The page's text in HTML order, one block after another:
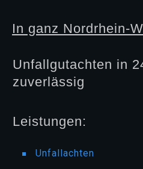
In ganz Nordrhein-
Unfallgutachten in
zuverlässig
Leistungen:
Unfallachten